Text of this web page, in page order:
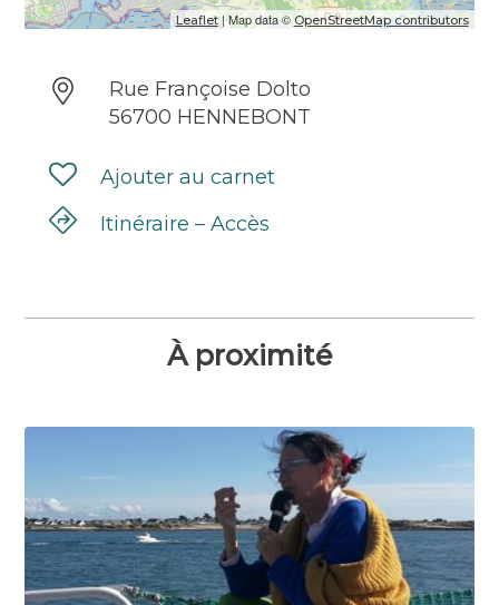
Leaflet| Map data © OpenStreetMap contributors
Rue Françoise Dolto
56700 HENNEBONT
Ajouter au carnet
Itinéraire – Accès
À proximité